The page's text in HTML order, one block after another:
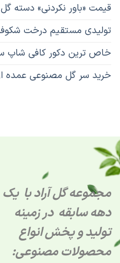
قیمت «باور نکردنی» دسته
تولیدی مستقیم درخت
خاص ترین دکور کافی شاپ
خرید سر گل مصنوعی عمده
مجموعه گل آراد با یک
دهه سابقه در زمینه
تولید و پخش انواع
محصولات مصنوعی: